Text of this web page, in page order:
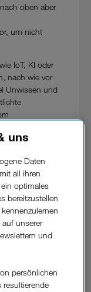
oben aber
um nicht
IoT, KI oder
nach wie vor
Unwissen und
D. Little und
den
aller
Pandemie
Wert von 34,3
vier Jahren.
positiv
20
wird in der
uns
Daten
all ihren
optimales
bereitzustellen
unserer
und
persönlichen